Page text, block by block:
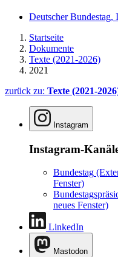
Deutscher Bundestag,
Startseite
Dokumente
Texte (2021-2026)
2021
zurück zu: Texte (2021-
Instagram
Instagram-
Bundestag
Fenster)
neues Fenster)
LinkedIn
Mastodon